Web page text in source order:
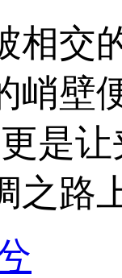
相交
峭壁
是
之